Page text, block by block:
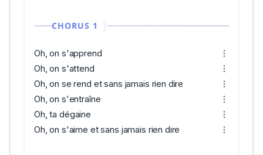
CHORUS 1
Oh, on s'apprend
Oh, on s'attend
Oh, on se rend et sans jamais rien dire
Oh, on s'entraîne
Oh, ta dégaine
Oh, on s'aime et sans jamais rien dire